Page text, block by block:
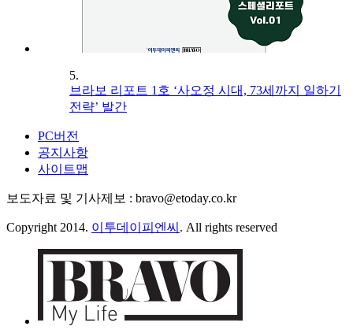
5.
브라보 리포트 1호 ‘사오정 시대, 73세까지 일하기
전략’ 발간
PC버전
공지사항
사이트맵
보도자료 및 기사제보 : bravo@etoday.co.kr
Copyright 2014. 이투데이피엔씨 . All rights reserved